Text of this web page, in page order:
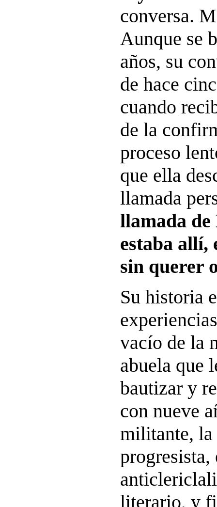
conversa.
Aunque se
años, su
de hace
cuando
de la
proceso
que ella
llamada
llamada de
estaba allí,
sin querer
Su historia
vacío de la
abuela que
bautizar y
con nueve
militante, la
progresista,
literario, y